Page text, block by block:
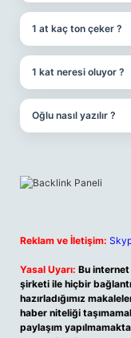
1 at kaç ton çeker ?
1 kat neresi oluyor ?
Oğlu nasıl yazılır ?
Reklam ve İletişim:
Yasal Uyarı: Bu
şirketi ile hiçbir
hazırladığımız
haber niteliği
paylaşım